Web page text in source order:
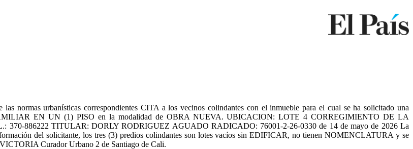
urbanísticas correspondientes CITA a los vecinos colindantes con el inmueble para el cual se ha solicitado una
EN UN (1) PISO en la modalidad de OBRA NUEVA. UBICACION: LOTE 4 CORREGIMIENTO DE LA
370-886222 TITULAR: DORLY RODRIGUEZ AGUADO RADICADO: 76001-2-26-0330 de 14 de mayo de 2026 La
del solicitante, los tres (3) predios colindantes son lotes vacíos sin EDIFICAR, no tienen NOMENCLATURA y se
Curador Urbano 2 de Santiago de Cali.